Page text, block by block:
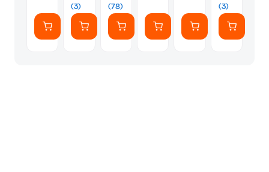
(3) (78) (3)